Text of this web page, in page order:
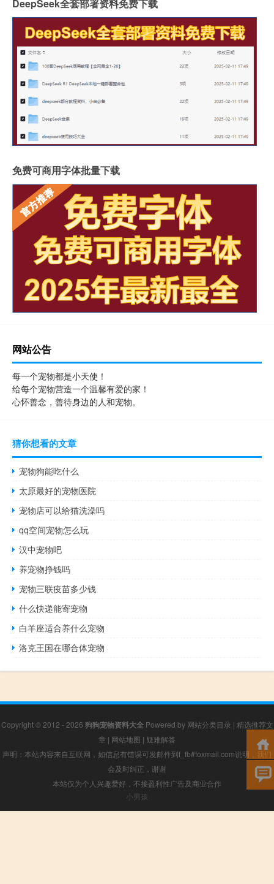
DeepSeek全套部署资料免费下载
免费可商用字体批量下载
网站公告
每一个宠物都是小天使！
给每个宠物营造一个温馨有爱的家！
心怀善念，善待身边的人和宠物。
猜你想看的文章
宠物狗能吃什么
太原最好的宠物医院
宠物店可以给猫洗澡吗
qq空间宠物怎么玩
汉中宠物吧
养宠物挣钱吗
宠物三联疫苗多少钱
什么快递能寄宠物
白羊座适合养什么宠物
洛克王国在哪合体宠物
Copyright © 2012 - 2026 狗狗宠物资料大全Powered by 网站分类目录 | 精选推荐文
章 | 网站地图 | 疑难解答
声明：本站内容来自互联网，如信息有错误可发邮件到f_fb#foxmail.com说明，我们
会及时纠正，谢谢
本站仅为个人兴趣爱好，不接盈利性广告及商业合作
小男孩